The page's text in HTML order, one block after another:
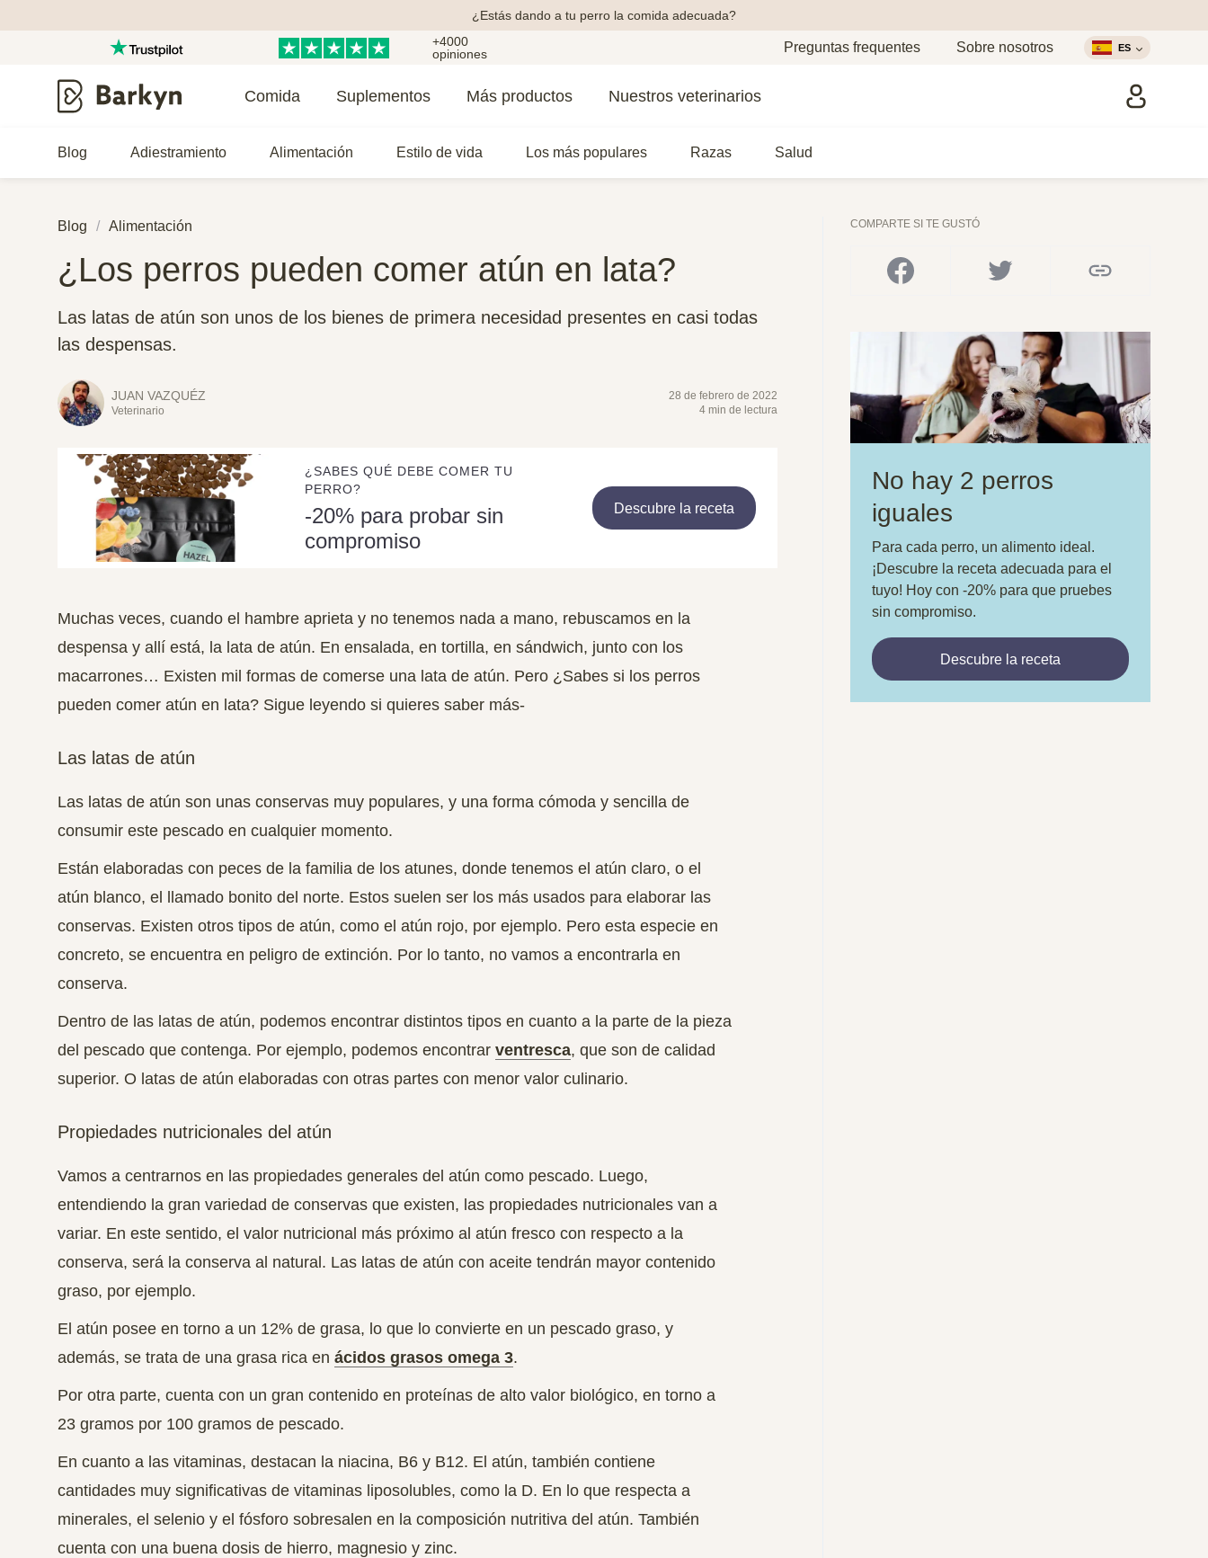
¿Estás dando a tu perro la comida adecuada?
+4000
opiniones
Preguntas frequentes Sobre nosotros ES
Comida Suplementos Más productos Nuestros veterinarios
Blog Adiestramiento Alimentación Estilo de vida Los más populares Razas Salud
Blog Alimentación
¿Los perros pueden comer atún en lata?
Las latas de atún son unos de los bienes de primera necesidad presentes en casi todas
las despensas.
JUAN VAZQUÉZ
Veterinario
28 de febrero de 2022
4 min de lectura
¿SABES QUÉ DEBE COMER TU
PERRO?
-20% para probar sin
compromiso
Descubre la receta
Muchas veces, cuando el hambre aprieta y no tenemos nada a mano, rebuscamos en la
despensa y allí está, la lata de atún. En ensalada, en tortilla, en sándwich, junto con los
macarrones… Existen mil formas de comerse una lata de atún. Pero ¿Sabes si los perros
pueden comer atún en lata? Sigue leyendo si quieres saber más-
Las latas de atún
Las latas de atún son unas conservas muy populares, y una forma cómoda y sencilla de
consumir este pescado en cualquier momento.
Están elaboradas con peces de la familia de los atunes, donde tenemos el atún claro, o el
atún blanco, el llamado bonito del norte. Estos suelen ser los más usados para elaborar las
conservas. Existen otros tipos de atún, como el atún rojo, por ejemplo. Pero esta especie en
concreto, se encuentra en peligro de extinción. Por lo tanto, no vamos a encontrarla en
conserva.
Dentro de las latas de atún, podemos encontrar distintos tipos en cuanto a la parte de la pieza
del pescado que contenga. Por ejemplo, podemos encontrar ventresca, que son de calidad
superior. O latas de atún elaboradas con otras partes con menor valor culinario.
Propiedades nutricionales del atún
Vamos a centrarnos en las propiedades generales del atún como pescado. Luego,
entendiendo la gran variedad de conservas que existen, las propiedades nutricionales van a
variar. En este sentido, el valor nutricional más próximo al atún fresco con respecto a la
conserva, será la conserva al natural. Las latas de atún con aceite tendrán mayor contenido
graso, por ejemplo.
El atún posee en torno a un 12% de grasa, lo que lo convierte en un pescado graso, y
además, se trata de una grasa rica en ácidos grasos omega 3.
Por otra parte, cuenta con un gran contenido en proteínas de alto valor biológico, en torno a
23 gramos por 100 gramos de pescado.
En cuanto a las vitaminas, destacan la niacina, B6 y B12. El atún, también contiene
cantidades muy significativas de vitaminas liposolubles, como la D. En lo que respecta a
minerales, el selenio y el fósforo sobresalen en la composición nutritiva del atún. También
cuenta con una buena dosis de hierro, magnesio y zinc.
COMPARTE SI TE GUSTÓ
No hay 2 perros
iguales
Para cada perro, un alimento ideal.
¡Descubre la receta adecuada para el
tuyo! Hoy con -20% para que pruebes
sin compromiso.
Descubre la receta